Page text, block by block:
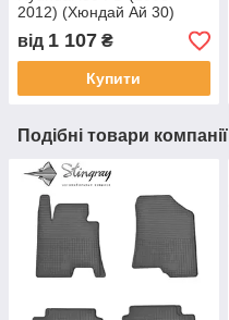
2012) (Хюндай Ай 30)
від 1 107 ₴
Купити
Подібні товари компанії